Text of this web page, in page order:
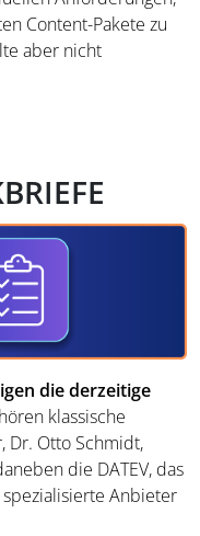
Content-Pakete zu
aber nicht
die derzeitige
klassische
Dr. Otto Schmidt,
die DATEV, das
Anbieter